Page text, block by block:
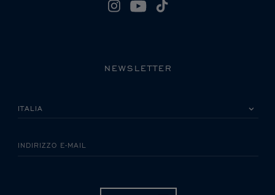
NEWSLETTER
INDIRIZZO E-MAIL